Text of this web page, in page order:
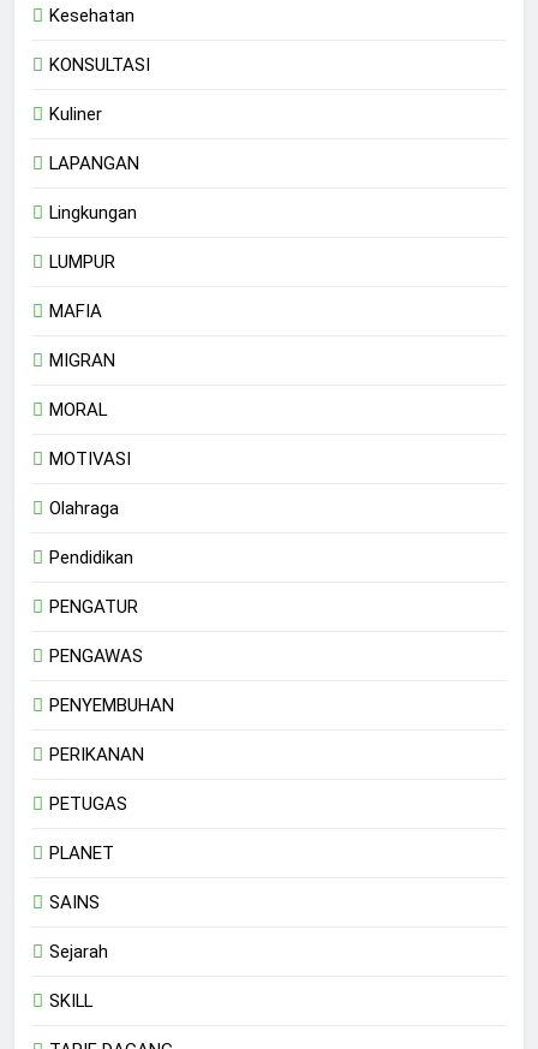
Kesehatan
KONSULTASI
Kuliner
LAPANGAN
Lingkungan
LUMPUR
MAFIA
MIGRAN
MORAL
MOTIVASI
Olahraga
Pendidikan
PENGATUR
PENGAWAS
PENYEMBUHAN
PERIKANAN
PETUGAS
PLANET
SAINS
Sejarah
SKILL